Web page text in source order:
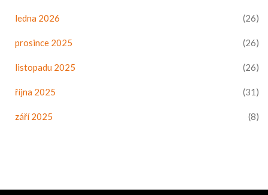
ledna 2026 (26)
prosince 2025 (26)
listopadu 2025 (26)
října 2025 (31)
září 2025 (8)